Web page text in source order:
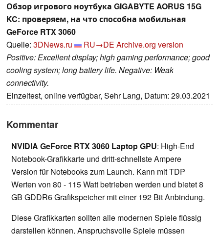
Обзор игрового ноутбука GIGABYTE AORUS 15G
KC: проверяем, на что способна мобильная
GeForce RTX 3060
Quelle: 3DNews.ru RU→DE Archive.org version
Positive: Excellent display; high gaming performance; good
cooling system; long battery life. Negative: Weak
connectivity.
Einzeltest, online verfügbar, Sehr Lang, Datum: 29.03.2021
Kommentar
NVIDIA GeForce RTX 3060 Laptop GPU: High-End
Notebook-Grafikkarte und dritt-schnellste Ampere
Version für Notebooks zum Launch. Kann mit TDP
Werten von 80 - 115 Watt betrieben werden und bietet 8
GB GDDR6 Grafikspeicher mit einer 192 Bit Anbindung.
Diese Grafikkarten sollten alle modernen Spiele flüssig
darstellen können. Anspruchsvolle Spiele müssen